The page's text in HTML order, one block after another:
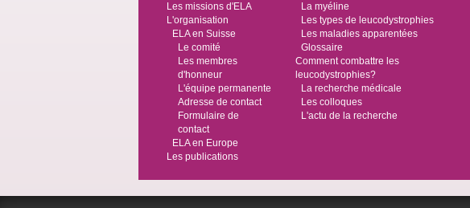
Les missions d'ELA
L'organisation
ELA en Suisse
Le comité
Les membres
d'honneur
L'équipe permanente
Adresse de contact
Formulaire de
contact
ELA en Europe
Les publications
La myéline
Les types de leucodystrophies
Les maladies apparentées
Glossaire
Comment combattre les
leucodystrophies?
La recherche médicale
Les colloques
L'actu de la recherche